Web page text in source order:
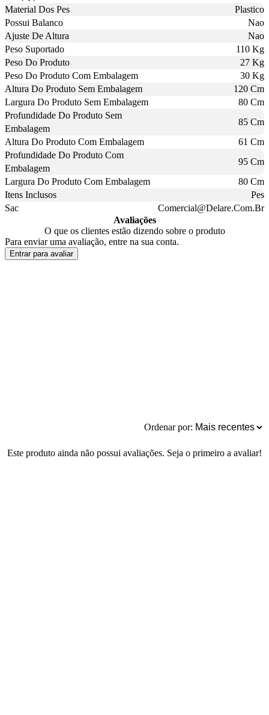
Material Dos Pes
Plastico
Possui Balanco
Nao
Ajuste De Altura
Nao
Peso Suportado
110 Kg
Peso Do Produto
27 Kg
Peso Do Produto Com Embalagem
30 Kg
Altura Do Produto Sem Embalagem
120 Cm
Largura Do Produto Sem Embalagem
80 Cm
Profundidade Do Produto Sem
Embalagem
85 Cm
Altura Do Produto Com Embalagem
61 Cm
Profundidade Do Produto Com
Embalagem
95 Cm
Largura Do Produto Com Embalagem
80 Cm
Itens Inclusos
Pes
Sac
Comercial@Delare.Com.Br
Avaliações
O que os clientes estão dizendo sobre o produto
Para enviar uma avaliação, entre na sua conta.
Entrar para avaliar
Ordenar por:
Este produto ainda não possui avaliações. Seja o primeiro a avaliar!